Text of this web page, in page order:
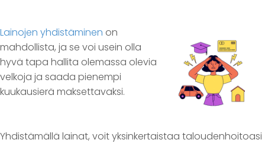
Lainojen yhdistäminen on
mahdollista, ja se voi usein olla
hyvä tapa hallita olemassa olevia
velkoja ja saada pienempi
kuukausierä maksettavaksi.
Yhdistämällä lainat, voit yksinkertaistaa taloudenhoitoasi